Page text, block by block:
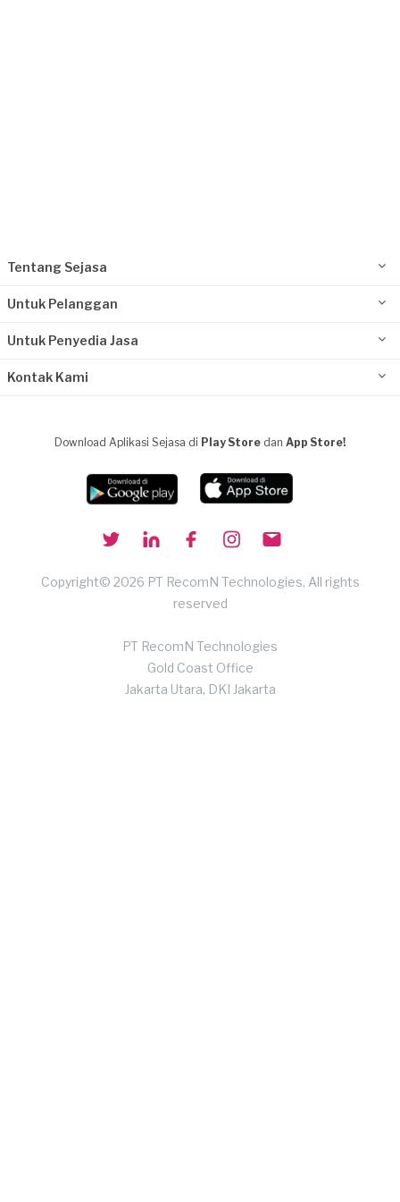
Rp10.000.001 - Rp25.000.000
Tentang Sejasa
Untuk Pelanggan
Untuk Penyedia Jasa
Kontak Kami
Download Aplikasi Sejasa di Play Store dan App Store!
Copyright© 2026 PT RecomN Technologies, All rights
reserved
PT RecomN Technologies
Gold Coast Office
Jakarta Utara, DKI Jakarta